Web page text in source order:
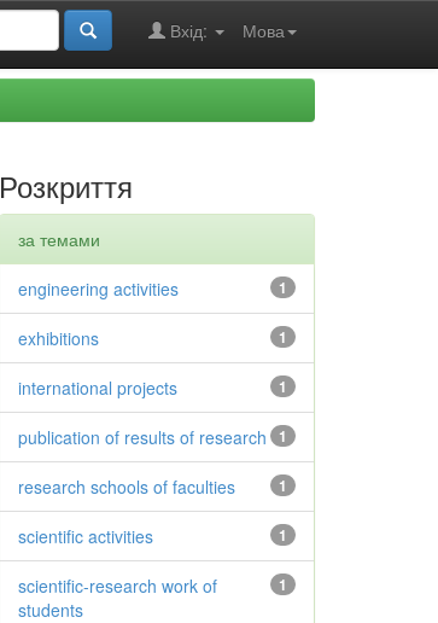
Мова
Вхід:
Розкриття
за темами
1
engineering activities
1
exhibitions
1
international projects
1
publication of results of research
1
research schools of faculties
1
scientific activities
1
scientific-research work of
students